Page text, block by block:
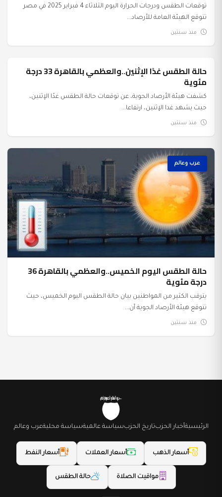
توقعات الطقس ودرجات الحرارة اليوم الثلاثاء 4 فبراير 2025 في مصر
تتوقع الهيئة العامة للأرصاد...
منذ سنتين
عرب وعالم حالة الطقس غدًا الإثنين..والعظمي بالقاهرة 33 درجة
مئوية
كشفت هيئة الأرصاد الجوية، عن توقعات حالة الطقس غدًا الإثنين،
حيث يشهد غدا الإثنين، ارتفاعا...
منذ سنتين
عرب وعالم
حالة الطقس اليوم الخميس..والعظمي بالقاهرة 36
درجة مئوية
يترقب الكثير من المواطنين بيان حالة الطقس اليوم الخميس، حيث
تتوقع هيئة الأرصاد الجوية أن...
منذ سنتين
الرئيسيةأخبار الحزبتاريخ الحزبسياسة عالميةسياسة محليةعرب وعالم
أسعار الذهب أسعار العملات أسعار النفط
مواقيت الصلاة حالة الطقس